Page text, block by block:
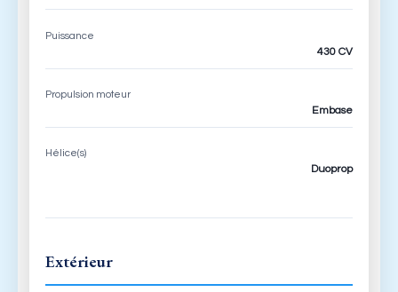
Puissance
430 CV
Propulsion moteur
Embase
Hélice(s)
Duoprop
Extérieur